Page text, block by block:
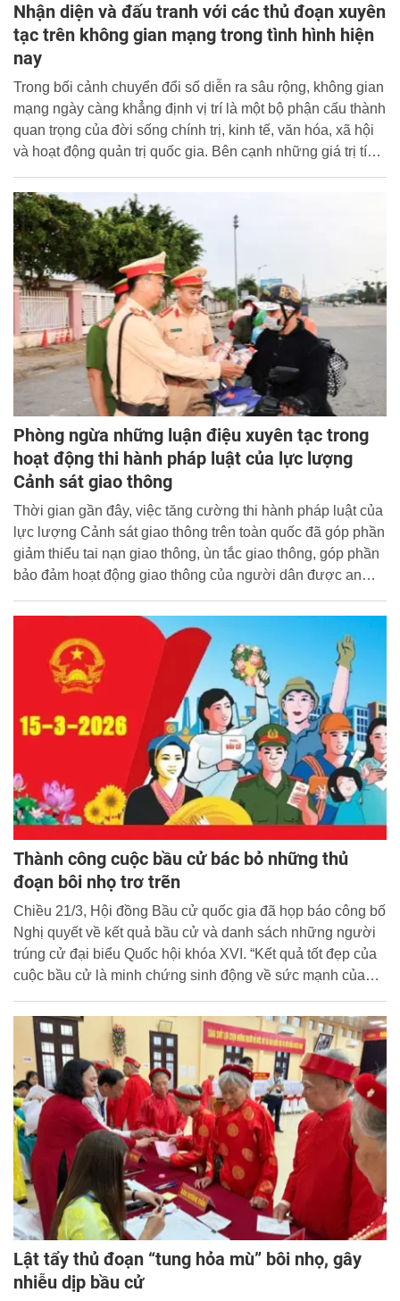
Nhận diện và đấu tranh với các thủ đoạn xuyên
tạc trên không gian mạng trong tình hình hiện
nay
Trong bối cảnh chuyển đổi số diễn ra sâu rộng, không gian
mạng ngày càng khẳng định vị trí là một bộ phận cấu thành
quan trọng của đời sống chính trị, kinh tế, văn hóa, xã hội
và hoạt động quản trị quốc gia. Bên cạnh những giá trị tích
cực mà internet và các nền tảng số mang lại, không gian
mạng cũng đang bị các thế lực thù địch, phần tử phản
động, cơ hội chính trị và các chủ thể xấu lợi dụng để phát
tán thông tin sai sự thật, xuyên tạc chủ trương, đường lối
của Đảng, chính sách, pháp luật của Nhà nước, qua đó
gây nhiễu loạn nhận thức xã hội, làm suy giảm niềm tin và
tác động tiêu cực đến an ninh quốc gia, trật tự, an toàn xã
hội.
Phòng ngừa những luận điệu xuyên tạc trong
hoạt động thi hành pháp luật của lực lượng
Cảnh sát giao thông
Thời gian gần đây, việc tăng cường thi hành pháp luật của
lực lượng Cảnh sát giao thông trên toàn quốc đã góp phần
giảm thiểu tai nạn giao thông, ùn tắc giao thông, góp phần
bảo đảm hoạt động giao thông của người dân được an
báo điện tử không chính thống, trang mạng xã hội, cá nhân
đã đăng tải những thông tin, ý kiến, quan điểm tiêu cực và
luận điệu xuyên tạc quá trình thi hành pháp luật của lực
lượng Cảnh sát giao thông nhằm hạ thấp uy tín, tạo tâm lý
hoài nghi, kích động mâu thuẫn, đồng thời cổ súy tâm lý
chống đối công khai đối với quá trình thực hiện nhiệm vụ
của lực lượng Cảnh sát giao thông. Các luận điệu xuyên
tạc thường được thể hiện trên một số khía cạnh sau:
Thành công cuộc bầu cử bác bỏ những thủ
đoạn bôi nhọ trơ trẽn
Chiều 21/3, Hội đồng Bầu cử quốc gia đã họp báo công bố
Nghị quyết về kết quả bầu cử và danh sách những người
trúng cử đại biểu Quốc hội khóa XVI. “Kết quả tốt đẹp của
cuộc bầu cử là minh chứng sinh động về sức mạnh của
Đảng và hiệu quả hoạt động của cả hệ thống chính trị;
đồng thời qua đó cũng khẳng định niềm tin vững chắc của
nhân dân đối với Đảng, Nhà nước” - Phó Chủ tịch Quốc
hội Nguyễn Thị Thanh khẳng định. Thành công của cuộc
bầu cử là minh chứng trực tiếp, sinh động phản bác các
quan điểm sai trái, thù địch, lật tẩy những thủ đoạn cố tình
xuyên tạc, bôi nhọ của các thế lực xấu.
Lật tẩy thủ đoạn “tung hỏa mù” bôi nhọ, gây
nhiễu dịp bầu cử